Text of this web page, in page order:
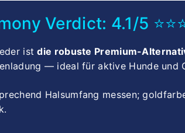
Verdict: 4.1/5
istdie robuste Premium-
— ideal für aktive Hunde und
Halsumfang messen;